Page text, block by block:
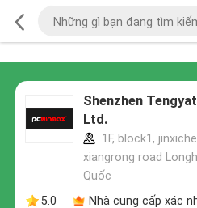
Shenzhen
Ltd.
1F, block1,
xiangrong road
Quốc
5.0
Nhà cung cấp xác